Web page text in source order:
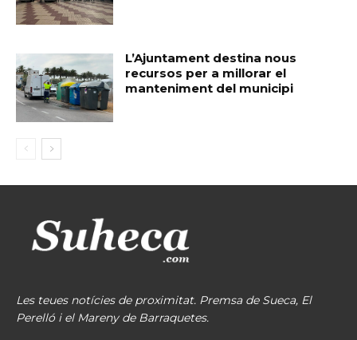
L’Ajuntament destina nous
recursos per a millorar el
manteniment del municipi
Les teues notícies de proximitat. Premsa de Sueca, El
Perelló i el Mareny de Barraquetes.